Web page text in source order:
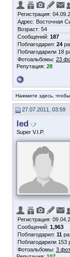
Регистрация:
Адрес: Восточная
Возраст: 54
Сообщений: 187
Поблагодарил: 24
Поблагодарили 18
Фотоальбомы: 23
Репутация: 28
Нажмите здесь,
27.07.2011, 03:59
led
Super V.I.P.
Регистрация:
Сообщений: 1,963
Поблагодарил: 11
Поблагодарили 153
Фотоальбомы: 3